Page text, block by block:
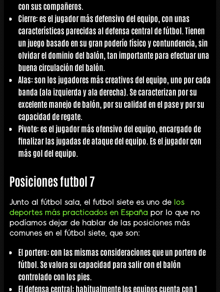
con sus compañeros.
Cierre: es el jugador más defensivo del equipo, con unas
características parecidas al defensa central de fútbol. Tienen
un juego basado en su gran poderío físico y contundencia, sin
olvidar el dominio del balón, tan importante para efectuar una
buena circulación del balón.
Alas: son los jugadores más creativos del equipo, uno por cada
banda (ala izquierda y ala derecha). Se caracterizan por su
excelente manejo de balón, por su calidad en el pase y por su
capacidad de regate.
Pivote: es el jugador más ofensivo del equipo, encargado de
finalizar las jugadas de ataque del equipo. Es el jugador con
más gol del equipo.
Posiciones futbol 7
Junto al fútbol sala, el futbol siete es uno de los
deportes más practicados en España por lo que no
podíamos dejar de hablar de las posiciones más
comunes en el fútbol siete, que son:
El portero: con las mismas consideraciones que un portero de
fútbol. Se valora su capacidad para salir con el balón
controlado con los pies.
Eldefensa central: habitualmente los equipos cuenta con 1